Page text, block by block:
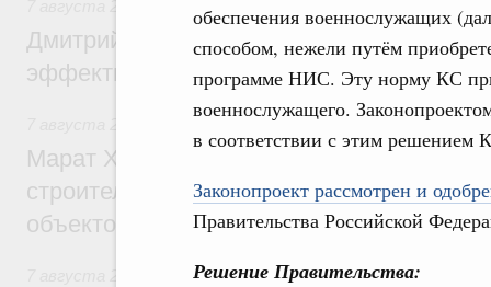
обеспечения военнослужащих
способом, нежели путём
программе НИС. Эту норму КС
военнослужащего.
в соответствии с этим решением
Законопроект рассмотрен и
Правительства Российской
Решение Правительства:
Дмитрий Патрушев: Синхронизация
эффективность поддержки сельских
Экономика городов. Городская среда
Марат Хуснуллин: «Единый заказчик»
строительство и реконструкцию более
объектов
Чрезвычайные ситуации и ликвидация их